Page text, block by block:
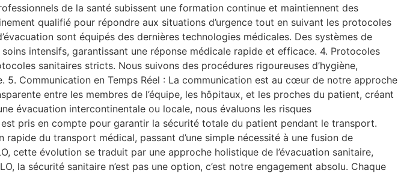
de la santé subissent une formation continue et maintiennent des
qualifié pour répondre aux situations d’urgence tout en suivant les protocoles
sont équipés des dernières technologies médicales. Des systèmes de
intensifs, garantissant une réponse médicale rapide et efficace. 4. Protocoles
sanitaires stricts. Nous suivons des procédures rigoureuses d’hygiène,
Communication en Temps Réel : La communication est au cœur de notre approche
entre les membres de l’équipe, les hôpitaux, et les proches du patient, créant
évacuation intercontinentale ou locale, nous évaluons les risques
pris en compte pour garantir la sécurité totale du patient pendant le transport.
rapide du transport médical, passant d’une simple nécessité à une fusion de
cette évolution se traduit par une approche holistique de l’évacuation sanitaire,
la sécurité sanitaire n’est pas une option, c’est notre engagement absolu. Chaque